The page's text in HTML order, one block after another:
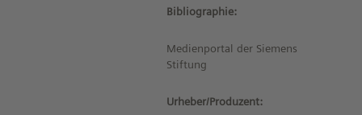
Bibliographie:
Medienportal der Siemens
Stiftung
Urheber/Produzent: